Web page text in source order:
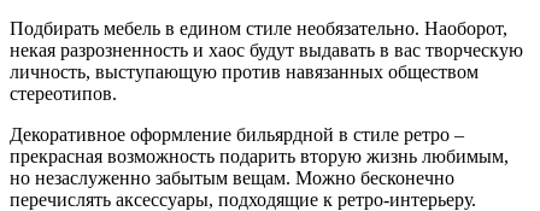
Подбирать мебель в едином стиле необязательно. Наоборот,
некая разрозненность и хаос будут выдавать в вас творческую
личность, выступающую против навязанных обществом
стереотипов.
Декоративное оформление бильярдной в стиле ретро –
прекрасная возможность подарить вторую жизнь любимым,
но незаслуженно забытым вещам. Можно бесконечно
перечислять аксессуары, подходящие к ретро-интерьеру.